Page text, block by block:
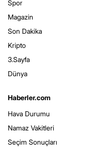
Spor
Magazin
Son Dakika
Kripto
3.Sayfa
Dünya
Haberler.com
Hava Durumu
Namaz Vakitleri
Seçim Sonuçları